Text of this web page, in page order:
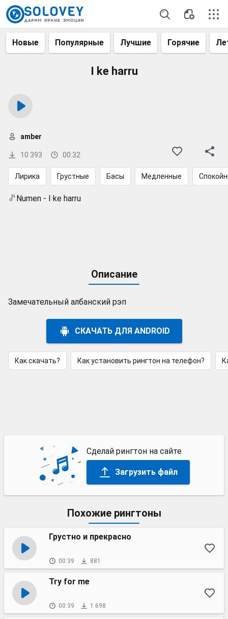
Новые Популярные Лучшие Горячие
I ke harru
10 393 00:32
amber
Лирика Грустные Басы Медленные
Numen - I ke harru
Описание
Замечательный албанский рэп
СКАЧАТЬ ДЛЯ ANDROID
Как скачать? Как установить рингтон на телефон?
Сделай рингтон на сайте
Загрузить файл
Похожие рингтоны
Грустно и прекрасно
00:39 881
Try for me
00:39 1 698